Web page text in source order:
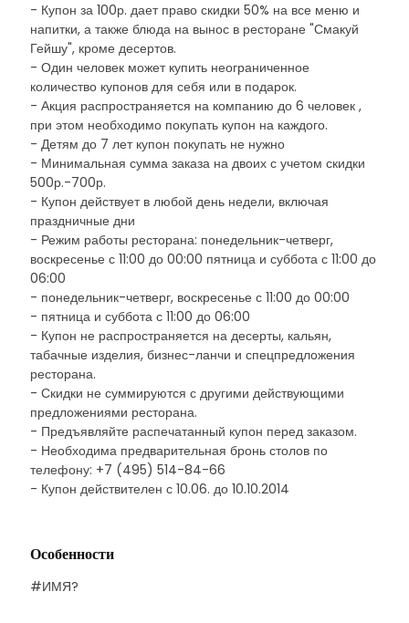
- Купон за 100р. дает право скидки 50% на все меню и
напитки, а также блюда на вынос в ресторане "Смакуй
Гейшу", кроме десертов.
- Один человек может купить неограниченное
количество купонов для себя или в подарок.
- Акция распространяется на компанию до 6 человек ,
при этом необходимо покупать купон на каждого.
- Детям до 7 лет купон покупать не нужно
- Минимальная сумма заказа на двоих с учетом скидки
500р.-700р.
- Купон действует в любой день недели, включая
праздничные дни
- Режим работы ресторана: понедельник-четверг,
воскресенье с 11:00 до 00:00 пятница и суббота с 11:00 до
06:00
- понедельник-четверг, воскресенье с 11:00 до 00:00
- пятница и суббота с 11:00 до 06:00
- Купон не распространяется на десерты, кальян,
табачные изделия, бизнес-ланчи и спецпредложения
ресторана.
- Скидки не суммируются с другими действующими
предложениями ресторана.
- Предъявляйте распечатанный купон перед заказом.
- Необходима предварительная бронь столов по
телефону: +7 (495) 514-84-66
- Купон действителен с 10.06. до 10.10.2014
Особенности
#ИМЯ?